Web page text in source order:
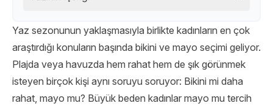
Yaz sezonunun yaklaşmasıyla birlikte kadınların en çok
araştırdığı konuların başında bikini ve mayo seçimi geliyor.
Plajda veya havuzda hem rahat hem de şık görünmek
isteyen birçok kişi aynı soruyu soruyor: Bikini mi daha
rahat, mayo mu? Büyük beden kadınlar mayo mu tercih